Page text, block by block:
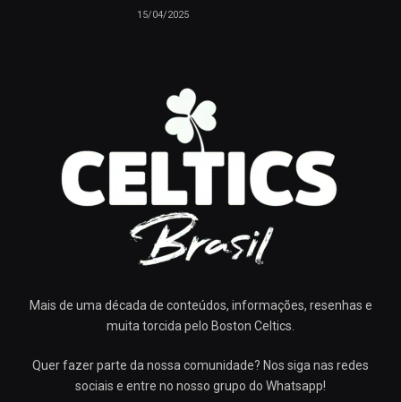
15/04/2025
Mais de uma década de conteúdos, informações, resenhas e
muita torcida pelo Boston Celtics.
Quer fazer parte da nossa comunidade? Nos siga nas redes
sociais e entre no nosso grupo do Whatsapp!